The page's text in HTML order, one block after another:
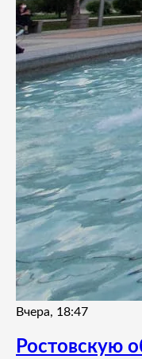
Вчера, 18:47
Ростовскую